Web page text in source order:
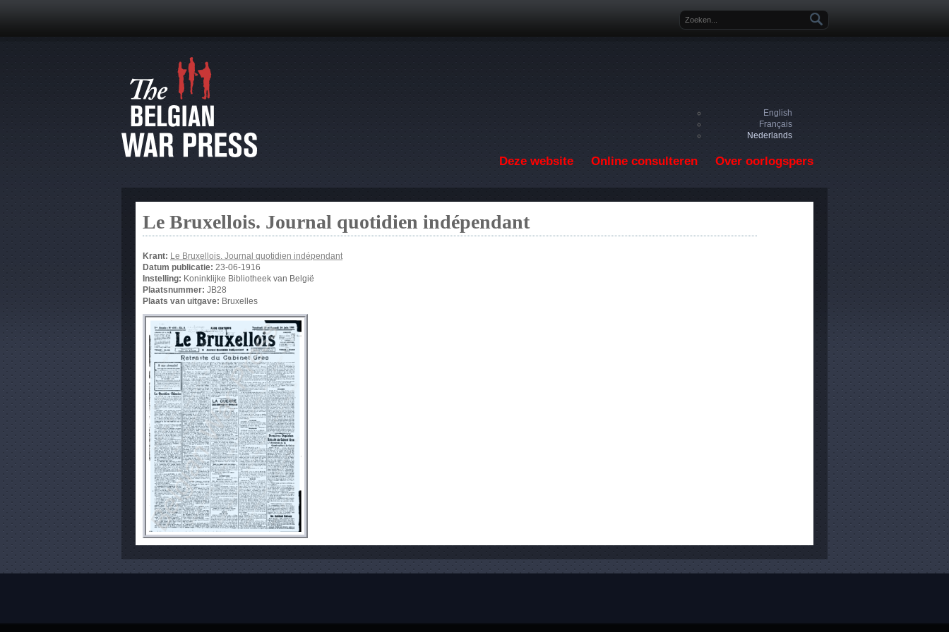
Zoekveld
English
Français
Nederlands
Deze website Online consulteren Over oorlogspers
Le Bruxellois. Journal quotidien indépendant
Krant: Le Bruxellois. Journal quotidien indépendant
Datum publicatie: 23-06-1916
Instelling: Koninklijke Bibliotheek van België
Plaatsnummer: JB28
Plaats van uitgave: Bruxelles